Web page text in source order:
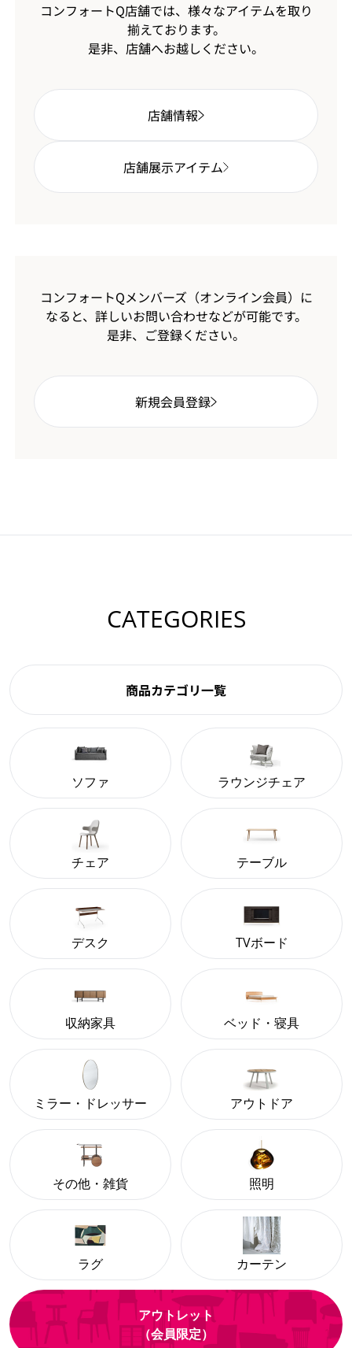
コンフォートQ店舗では、様々なアイテムを取り
揃えております。
是非、店舗へお越しください。
店舗情報
店舗展示アイテム
コンフォートQメンバーズ（オンライン会員）に
なると、 詳しいお問い合わせなどが可能です。
是非、ご登録ください。
新規会員登録
CATEGORIES
商品カテゴリ一覧
ソファ ラウンジチェア
チェア テーブル
デスク TVボード
収納家具 ベッド・寝具
ミラー・ドレッサー アウトドア
その他・雑貨 照明
ラグ カーテン
アウトレット
（会員限定）